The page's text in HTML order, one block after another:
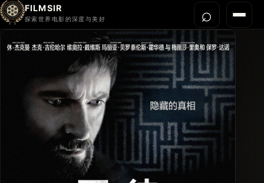
FILMSIR
探索世界电影的深度与美好 菜单
首页
世界电影节
⌕打开